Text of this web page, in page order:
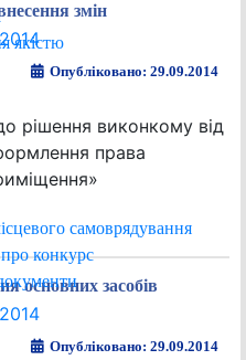
якістю
самоврядування
конкурс
змін
2014
Опубліковано: 29.09.2014
рішення виконкому від
права
основних засобів
2014
Опубліковано: 29.09.2014